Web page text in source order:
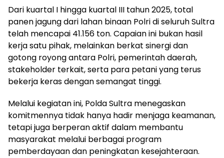
Dari kuartal I hingga kuartal III tahun 2025, total
panen jagung dari lahan binaan Polri di seluruh Sultra
telah mencapai 41.156 ton. Capaian ini bukan hasil
kerja satu pihak, melainkan berkat sinergi dan
gotong royong antara Polri, pemerintah daerah,
stakeholder terkait, serta para petani yang terus
bekerja keras dengan semangat tinggi.
Melalui kegiatan ini, Polda Sultra menegaskan
komitmennya tidak hanya hadir menjaga keamanan,
tetapi juga berperan aktif dalam membantu
masyarakat melalui berbagai program
pemberdayaan dan peningkatan kesejahteraan.